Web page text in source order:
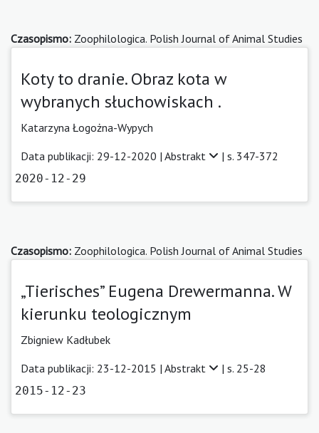
Czasopismo: Zoophilologica. Polish Journal of Animal Studies
Koty to dranie. Obraz kota w
wybranych słuchowiskach .
Katarzyna Łogożna-Wypych
Data publikacji: 29-12-2020 | Abstrakt | s. 347-372
2020-12-29
Czasopismo: Zoophilologica. Polish Journal of Animal Studies
„Tierisches” Eugena Drewermanna. W
kierunku teologicznym
Zbigniew Kadłubek
Data publikacji: 23-12-2015 | Abstrakt | s. 25-28
2015-12-23